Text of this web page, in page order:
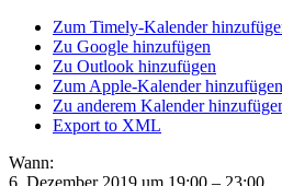
Zum Timely-Kalender
Zu Google hinzufügen
Zu Outlook hinzufügen
Zum Apple-Kalender hinzufügen
Zu anderem Kalender
Export to XML
Wann:
6. Dezember 2019 um 19:00 – 23:00